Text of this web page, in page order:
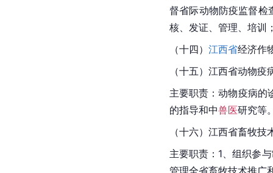
督省际动物防疫监督检
核、发证、管理、培训
（十四） 江西省经济作
（十五）江西省动物疫
主要职责：动物疫病的
的指导和中兽医研究等
（十六）江西省畜牧技
主要职责：1、组织参
管理全省畜牧技术推广